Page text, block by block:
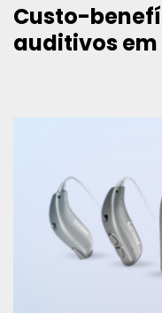
Custo-
auditivos